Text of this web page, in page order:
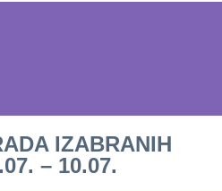
IZABRANIH
– 10.07.